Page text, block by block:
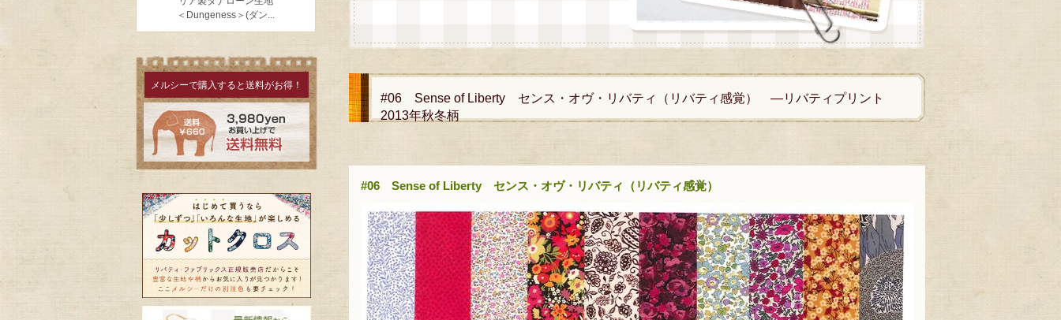
メルシーで購入すると送料がお得！
#06 Sense of Liberty センス・オヴ・リバティ（リバティ感覚） ―リバティプリント
2013年秋冬柄
#06 Sense of Liberty センス・オヴ・リバティ（リバティ感覚）